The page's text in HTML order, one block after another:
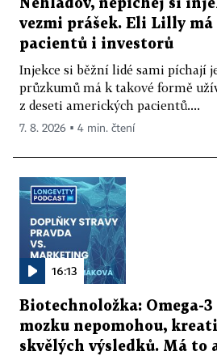
Nehladov, nepíchej si
vezmi prášek. Eli Lilly má
pacientů i investorů
Injekce si běžní lidé sami píchají
průzkumů má k takové formě
z deseti amerických pacientů....
7. 8. 2026 ▪ 4 min. čtení
16:13
Biotechnoložka: Omega-
mozku nepomohou,
skvělých výsledků. Má to